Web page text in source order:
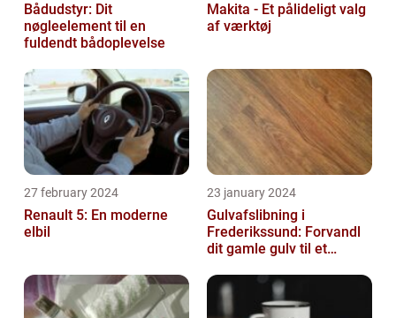
Bådudstyr: Dit
nøgleelement til en
fuldendt bådoplevelse
Makita - Et pålideligt valg
af værktøj
27 february 2024
Renault 5: En moderne
elbil
23 january 2024
Gulvafslibning i
Frederikssund: Forvandl
dit gamle gulv til et